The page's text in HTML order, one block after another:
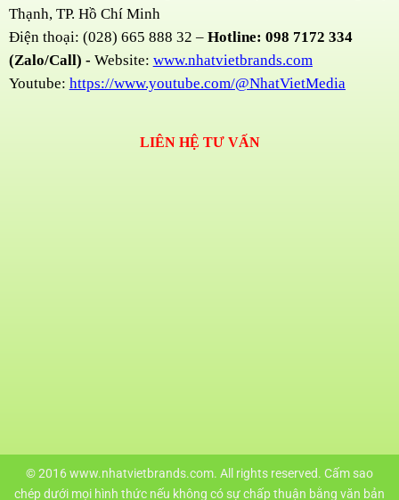
Thạnh, TP. Hồ Chí Minh
Điện thoại: (028) 665 888 32 – Hotline: 098 7172 334
(Zalo/Call) - Website: www.nhatvietbrands.com
Youtube: https://www.youtube.com/@NhatVietMedia
LIÊN HỆ TƯ VẤN
© 2016 www.nhatvietbrands.com. All rights reserved. Cấm sao
chép dưới mọi hình thức nếu không có sự chấp thuận bằng văn bản